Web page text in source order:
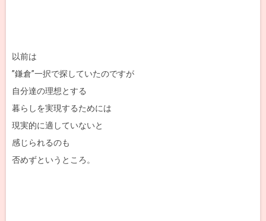
以前は
”鎌倉”一択で探していたのですが
自分達の理想とする
暮らしを実現するためには
現実的に適していないと
感じられるのも
否めずというところ。